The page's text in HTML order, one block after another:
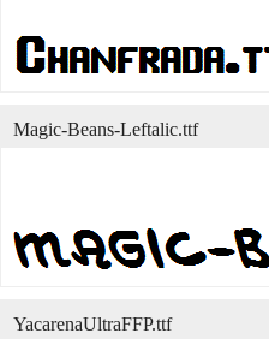
Magic-Beans-Leftalic.ttf
YacarenaUltraFFP.ttf